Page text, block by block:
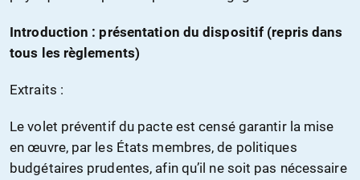
Introduction : présentation du dispositif (repris dans
tous les règlements)
Extraits :
Le volet préventif du pacte est censé garantir la mise
en œuvre, par les États membres, de politiques
budgétaires prudentes, afin qu’il ne soit pas nécessaire